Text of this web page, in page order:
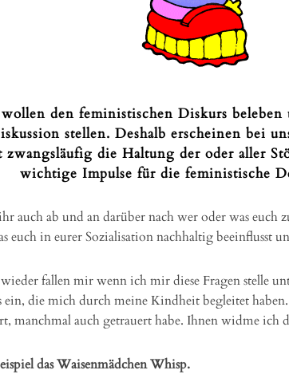
den feministischen Diskurs beleben
stellen. Deshalb erscheinen bei
zwangsläufig die Haltung der oder aller
wichtige Impulse für die feministische
auch ab und an darüber nach wer oder was euch
euch in eurer Sozialisation nachhaltig beeinflusst
fallen mir wenn ich mir diese Fragen stelle
ein, die mich durch meine Kindheit begleitet
manchmal auch getrauert habe. Ihnen widme ich
das Waisenmädchen Whisp.